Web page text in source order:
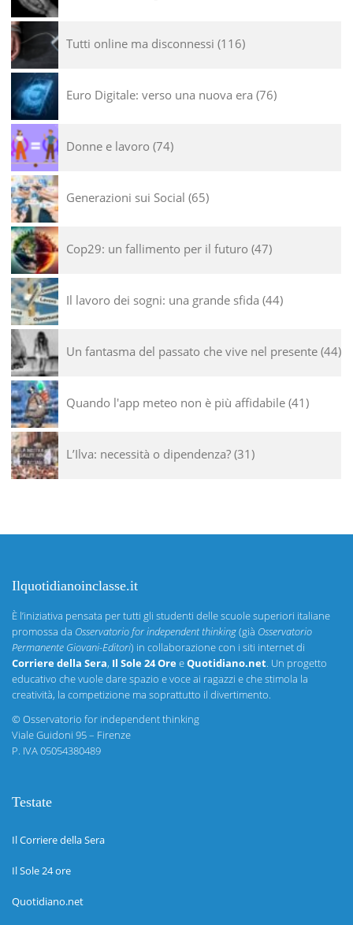
Tutti online ma disconnessi 116
Euro Digitale: verso una nuova era 76
Donne e lavoro 74
Generazioni sui Social 65
Cop29: un fallimento per il futuro 47
Il lavoro dei sogni: una grande sfida 44
Un fantasma del passato che vive nel presente 44
Quando l'app meteo non è più affidabile 41
L’Ilva: necessità o dipendenza? 31
Ilquotidianoinclasse.it
È l’iniziativa pensata per tutti gli studenti delle scuole superiori italiane
promossa da Osservatorio for independent thinking(già Osservatorio
Permanente Giovani-Editori) in collaborazione con i siti internet di
Corriere della Sera, Il Sole 24 OreeQuotidiano.net. Un progetto
educativo che vuole dare spazio e voce ai ragazzi e che stimola la
creatività, la competizione ma soprattutto il divertimento.
©Osservatorio for independent thinking
Viale Guidoni 95 – Firenze
P. IVA 05054380489
Testate
Il Corriere della Sera
Il Sole 24 ore
Quotidiano.net